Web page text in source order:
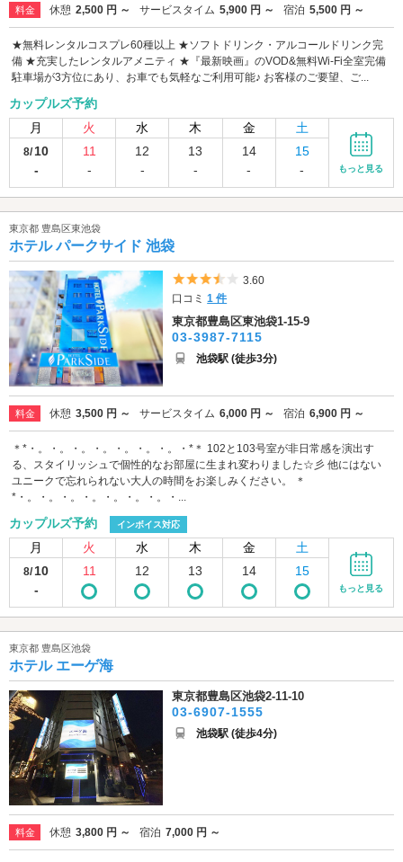
料金 休憩 2,500 円 ～ サービスタイム 5,900 円 ～ 宿泊 5,500 円 ～
★無料レンタルコスプレ60種以上 ★ソフトドリンク・アルコールドリンク完
備 ★充実したレンタルアメニティ ★『最新映画』のVOD&無料Wi-Fi全室完備
駐車場が3方位にあり、お車でも気軽なご利用可能♪ お客様のご要望、ご...
カップルズ予約
月
火 水 木 金 土
8/10
-
11
-
12
-
13
-
14
-
15
-
もっと見る
東京都 豊島区東池袋
ホテル パークサイド 池袋
5つ星のうち3.5
3.60
口コミ1 件
東京都豊島区東池袋1-15-9
03-3987-7115
池袋駅 (徒歩3分)
料金 休憩 3,500 円 ～ サービスタイム 6,000 円 ～ 宿泊 6,900 円 ～
＊*・。・。・。・。・。・。・。・*＊ 102と103号室が非日常感を演出す
る、スタイリッシュで個性的なお部屋に生まれ変わりました☆彡 他にはない
ユニークで忘れられない大人の時間をお楽しみください。 ＊
*・。・。・。・。・。・。・。・...
カップルズ予約 インボイス対応
月 火 水 木 金 土
8/ 10
-
11 12 13 14 15
もっと見る
東京都 豊島区池袋
ホテル エーゲ海
東京都豊島区池袋2-11-10
03-6907-1555
池袋駅 (徒歩4分)
料金 休憩 3,800 円 ～ 宿泊 7,000 円 ～